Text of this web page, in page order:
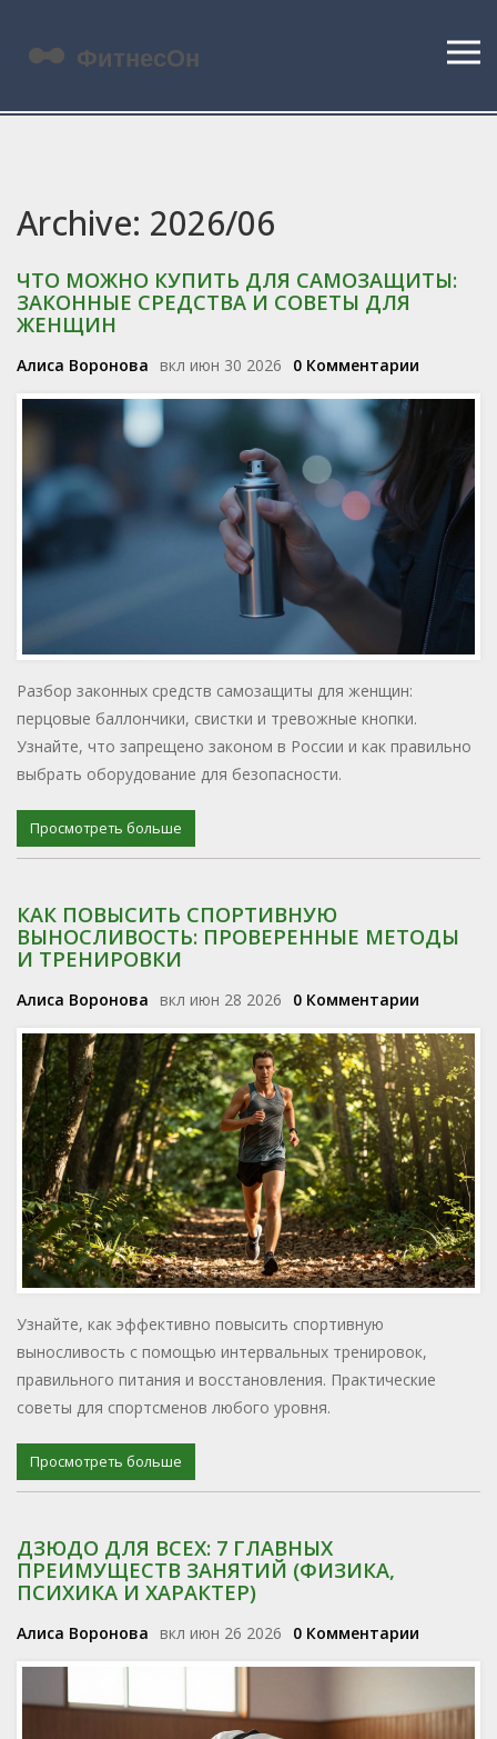
Archive: 2026/06
ЧТО МОЖНО КУПИТЬ ДЛЯ САМОЗАЩИТЫ:
ЗАКОННЫЕ СРЕДСТВА И СОВЕТЫ ДЛЯ
ЖЕНЩИН
Алиса Воронова вкл июн 30 2026 0 Комментарии
Разбор законных средств самозащиты для женщин:
перцовые баллончики, свистки и тревожные кнопки.
Узнайте, что запрещено законом в России и как правильно
выбрать оборудование для безопасности.
Просмотреть больше
КАК ПОВЫСИТЬ СПОРТИВНУЮ
ВЫНОСЛИВОСТЬ: ПРОВЕРЕННЫЕ МЕТОДЫ
И ТРЕНИРОВКИ
Алиса Воронова вкл июн 28 2026 0 Комментарии
Узнайте, как эффективно повысить спортивную
выносливость с помощью интервальных тренировок,
правильного питания и восстановления. Практические
советы для спортсменов любого уровня.
Просмотреть больше
ДЗЮДО ДЛЯ ВСЕХ: 7 ГЛАВНЫХ
ПРЕИМУЩЕСТВ ЗАНЯТИЙ (ФИЗИКА,
ПСИХИКА И ХАРАКТЕР)
Алиса Воронова вкл июн 26 2026 0 Комментарии